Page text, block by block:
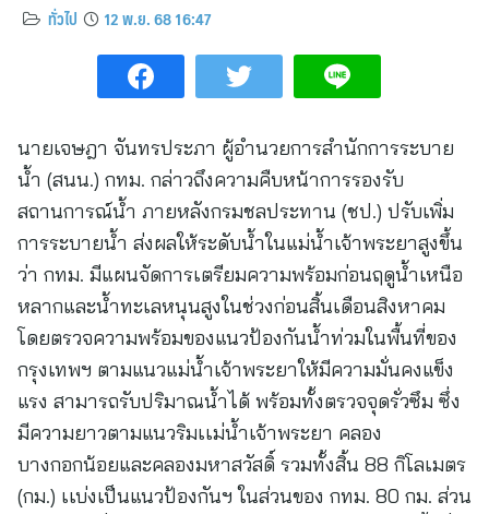
ทั่วไป 12 พ.ย. 68 16:47
นายเจษฎา จันทรประภา ผู้อำนวยการสำนักการระบาย
น้ำ (สนน.) กทม. กล่าวถึงความคืบหน้าการรองรับ
สถานการณ์น้ำ ภายหลังกรมชลประทาน (ชป.) ปรับเพิ่ม
การระบายน้ำ ส่งผลให้ระดับน้ำในแม่น้ำเจ้าพระยาสูงขึ้น
ว่า กทม. มีแผนจัดการเตรียมความพร้อมก่อนฤดูน้ำเหนือ
หลากและน้ำทะเลหนุนสูงในช่วงก่อนสิ้นเดือนสิงหาคม
โดยตรวจความพร้อมของแนวป้องกันน้ำท่วมในพื้นที่ของ
กรุงเทพฯ ตามแนวแม่น้ำเจ้าพระยาให้มีความมั่นคงแข็ง
แรง สามารถรับปริมาณน้ำได้ พร้อมทั้งตรวจจุดรั่วซึม ซึ่ง
มีความยาวตามแนวริมเเม่น้ำเจ้าพระยา คลอง
บางกอกน้อยและคลองมหาสวัสดิ์ รวมทั้งสิ้น 88 กิโลเมตร
(กม.) เเบ่งเป็นแนวป้องกันฯ ในส่วนของ กทม. 80 กม. ส่วน